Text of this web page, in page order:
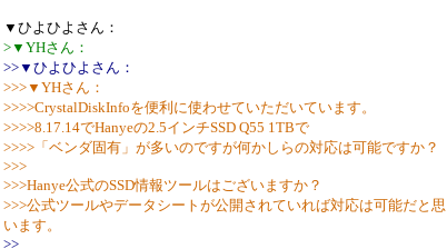
▼ひよひよさん：
>▼YHさん：
>>▼ひよひよさん：
>>>▼YHさん：
>>>>CrystalDiskInfoを便利に使わせていただいています。
>>>>8.17.14でHanyeの2.5インチSSD Q55 1TBで
>>>>「ベンダ固有」が多いのですが何かしらの対応は可能ですか？
>>>
>>>Hanye公式のSSD情報ツールはございますか？
>>>公式ツールやデータシートが公開されていれば対応は可能だと思
います。
>>